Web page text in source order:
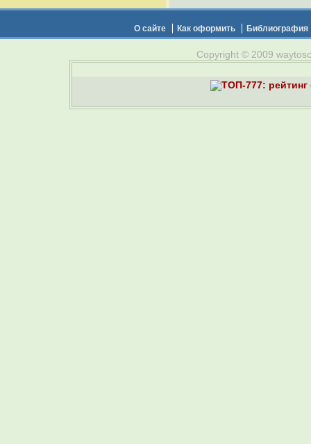
О сайте Как оформить Библиография
Copyright © 2009